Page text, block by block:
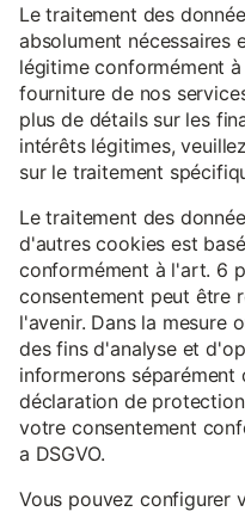
Le traitement des
absolument nécessaires
légitime conformément
fourniture de nos
plus de détails sur les
intérêts légitimes,
sur le traitement
Le traitement des
d'autres cookies est
conformément à l'art. 6
consentement peut être
l'avenir. Dans la mesure
des fins d'analyse et
informerons séparément
déclaration de
votre consentement
a DSGVO.
Vous pouvez configurer